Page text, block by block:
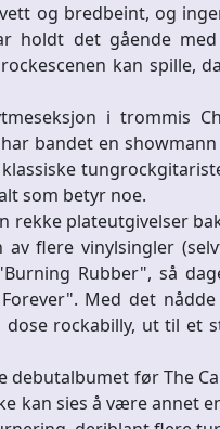
og bredbeint, og
holdt det gående
kan spille,
i trommis
bandet en
som betyr noe.
rekke plateutgivelser
av flere vinylsingler
Rubber", så
Med det
dose rockabilly, ut til
debutalbumet før The
kan sies å være annet